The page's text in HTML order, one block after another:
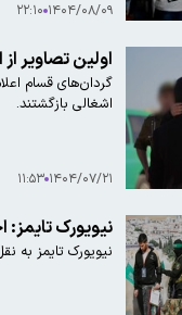
۱۴۰۴/۰۸/۰۹ ۲۲:۱۰
اولین تصاویر
اشغالی بازگشتند.
۱۴۰۴/۰۷/۲۱ ۱۱:۵۳
نیویورک تایمز:
نیویورک تایمز به